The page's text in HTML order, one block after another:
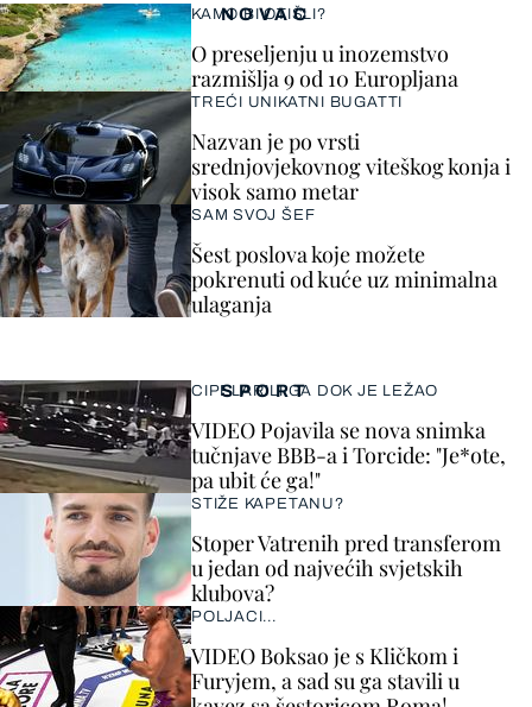
SPORT
CIPELARILI GA DOK JE LEŽAO
VIDEO Pojavila se nova snimka
tučnjave BBB-a i Torcide: "Je*ote,
pa ubit će ga!"
STIŽE KAPETANU?
Stoper Vatrenih pred transferom
u jedan od najvećih svjetskih
klubova?
POLJACI...
VIDEO Boksao je s Kličkom i
Furyjem, a sad su ga stavili u
NOVAC
KAMO BI OTIŠLI?
O preseljenju u inozemstvo
razmišlja 9 od 10 Europljana
TREĆI UNIKATNI BUGATTI
Nazvan je po vrsti
srednjovjekovnog viteškog konja i
visok samo metar
SAM SVOJ ŠEF
Šest poslova koje možete
pokrenuti od kuće uz minimalna
ulaganja